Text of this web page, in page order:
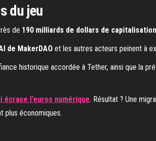
du jeu
de 190 milliards de dollars de capitalisation
de MakerDAO et les autres acteurs peinent à
historique accordée à Tether, ainsi que la
l’euros numérique. Résultat ? Une
plus économiques.